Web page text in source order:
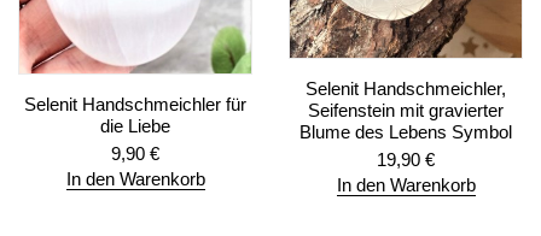
Selenit Handschmeichler für
die Liebe
9,90 €
In den Warenkorb
Selenit Handschmeichler,
Seifenstein mit gravierter
Blume des Lebens Symbol
19,90 €
In den Warenkorb